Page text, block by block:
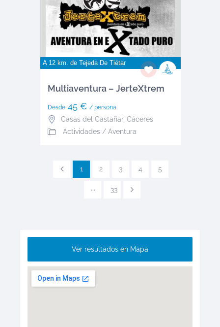
A 12 km. de Tejeda De Tiétar
Multiaventura – JerteXtrem
Desde45 € / persona
Casas del Castañar, Cáceres
Actividades / Aventura
1 2 3 4 5
··· 33
Ver resultados en Mapa